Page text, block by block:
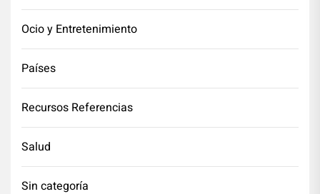
Ocio y Entretenimiento
Países
Recursos Referencias
Salud
Sin categoría